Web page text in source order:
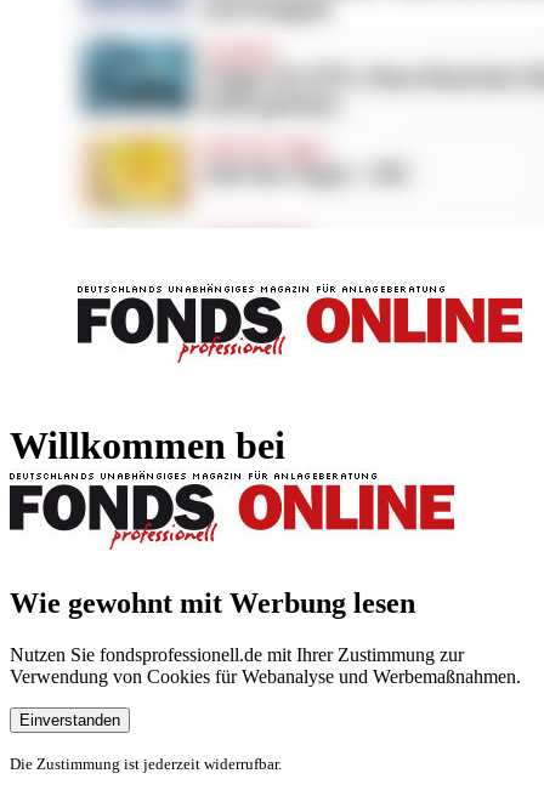
Willkommen bei
Wie gewohnt mit Werbung lesen
Nutzen Sie fondsprofessionell.de mit Ihrer Zustimmung zur
Verwendung von Cookies für Webanalyse und Werbemaßnahmen.
Einverstanden
Die Zustimmung ist jederzeit widerrufbar.